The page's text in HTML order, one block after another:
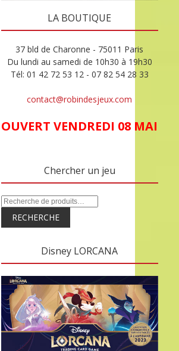
LA BOUTIQUE
37 bld de Charonne - 75011 Paris
Du lundi au samedi de 10h30 à 19h30
Tél: 01 42 72 53 12 - 07 82 54 28 33
contact@robindesjeux.com
OUVERT VENDREDI 08 MAI
Chercher un jeu
RECHERCHE
Disney LORCANA